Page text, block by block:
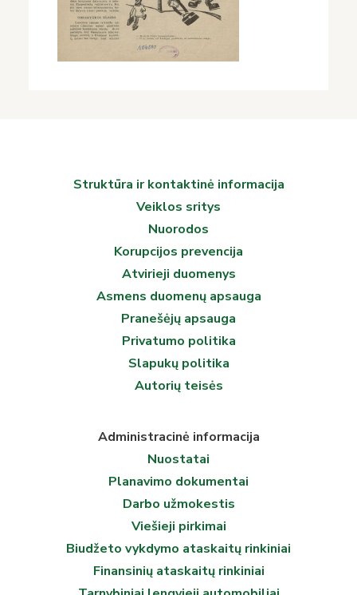
Struktūra ir kontaktinė informacija
Veiklos sritys
Nuorodos
Korupcijos prevencija
Atvirieji duomenys
Asmens duomenų apsauga
Pranešėjų apsauga
Privatumo politika
Slapukų politika
Autorių teisės
Administracinė informacija
Nuostatai
Planavimo dokumentai
Darbo užmokestis
Viešieji pirkimai
Biudžeto vykdymo ataskaitų rinkiniai
Finansinių ataskaitų rinkiniai